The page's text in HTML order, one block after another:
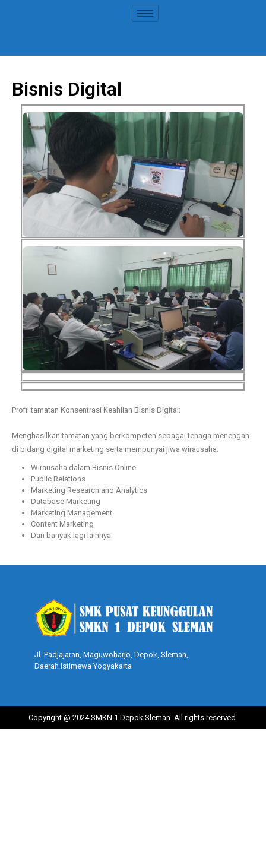
Bisnis Digital
Profil tamatan Konsentrasi Keahlian Bisnis Digital:
Menghasilkan tamatan yang berkompeten sebagai tenaga menengah
di bidang digital marketing serta mempunyai jiwa wirausaha.
Wirausaha dalam Bisnis Online
Public Relations
Marketing Research and Analytics
Database Marketing
Marketing Management
Content Marketing
Dan banyak lagi lainnya
Jl. Padjajaran, Maguwoharjo, Depok, Sleman,
Daerah Istimewa Yogyakarta
Copyright @ 2024 SMKN 1 Depok Sleman. All rights reserved.